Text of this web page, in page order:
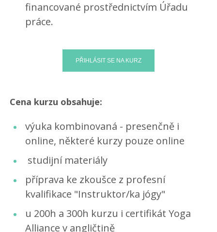
financované prostřednictvím Úřadu
práce.
Cena kurzu obsahuje:
výuka kombinovaná - presenčně i
online, některé kurzy pouze online
studijní materiály
příprava ke zkoušce z profesní
kvalifikace "Instruktor/ka jógy"
u 200h a 300h kurzu i certifikát Yoga
Alliance v angličtině